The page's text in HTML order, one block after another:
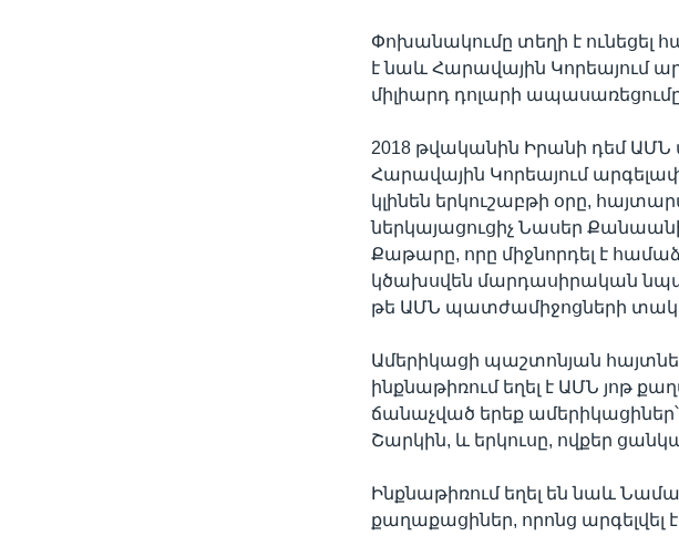
Փոխանակումը տեղի է ունեցել
է նաև Հարավային Կորեայում
միլիարդ դոլարի
2018 թվականին Իրանի դեմ
Հարավային Կորեայում
կլինեն երկուշաբթի օրը,
ներկայացուցիչ Նասեր
Քաթարը, որը միջնորդել է
կծախսվեն մարդասիրական
թե ԱՄՆ պատժամիջոցների
Ամերիկացի պաշտոնյան
ինքնաթիռում եղել է ԱՄՆ յոթ
ճանաչված երեք
Շարկին, և երկուսը, ովքեր
Ինքնաթիռում եղել են նաև
քաղաքացիներ, որոնց արգելվել